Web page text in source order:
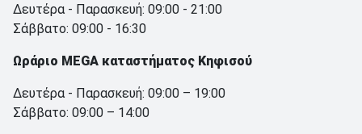
Δευτέρα - Παρασκευή: 09:00 - 21:00
Σάββατο: 09:00 - 16:30
Ωράριο MEGA καταστήματος Κηφισού
Δευτέρα - Παρασκευή: 09:00 – 19:00
Σάββατο: 09:00 – 14:00